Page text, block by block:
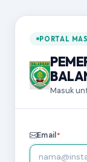
PORTAL
Masuk
Email